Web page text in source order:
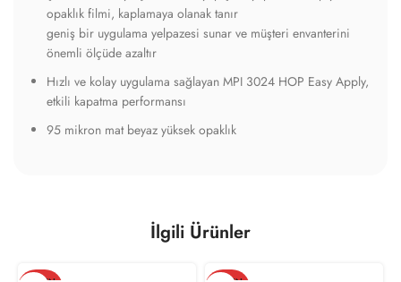
opaklık filmi, kaplamaya olanak tanır
geniş bir uygulama yelpazesi sunar ve müşteri envanterini
önemli ölçüde azaltır
Hızlı ve kolay uygulama sağlayan MPI 3024 HOP Easy Apply,
etkili kapatma performansı
95 mikron mat beyaz yüksek opaklık
İlgili Ürünler